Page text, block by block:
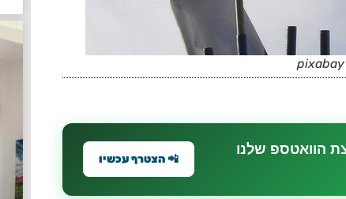
הוואטספ שלנו
📲 הצטרף עכשיו